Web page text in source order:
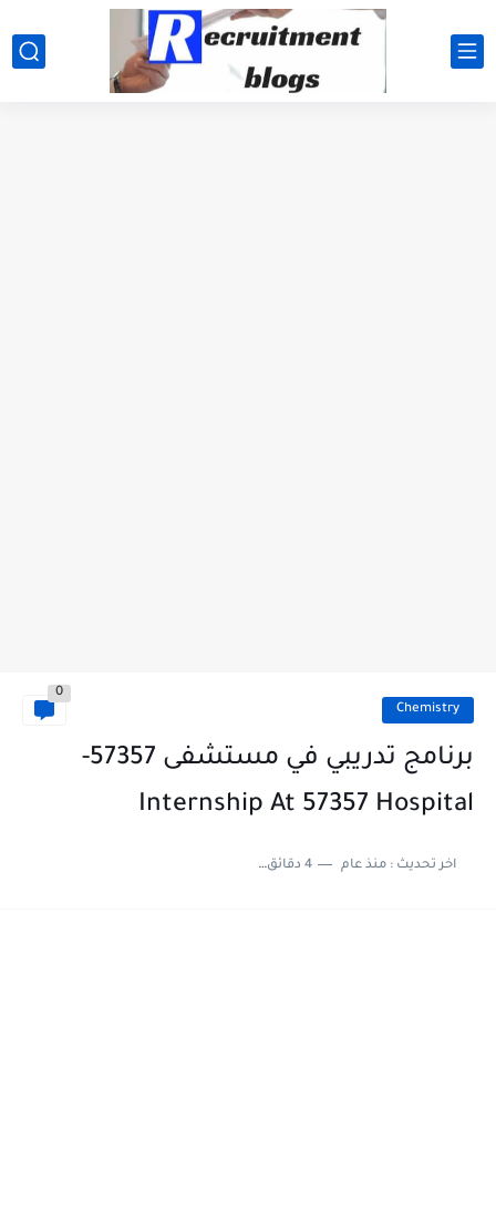
google.com, pub-2091334367487754, DIRECT, f08c47fec0942fa0
Chemistry
0
برنامج تدريبي في مستشفى 57357-
Internship At 57357 Hospital
اخر تحديث :منذ عام 4 دقائق للقراءة